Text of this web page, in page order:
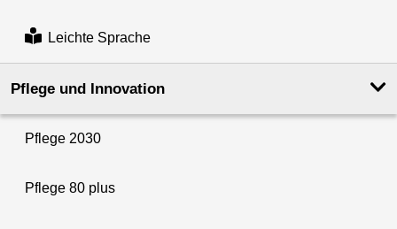
Leichte Sprache
Pflege und Innovation
Pflege 2030
Pflege 80 plus